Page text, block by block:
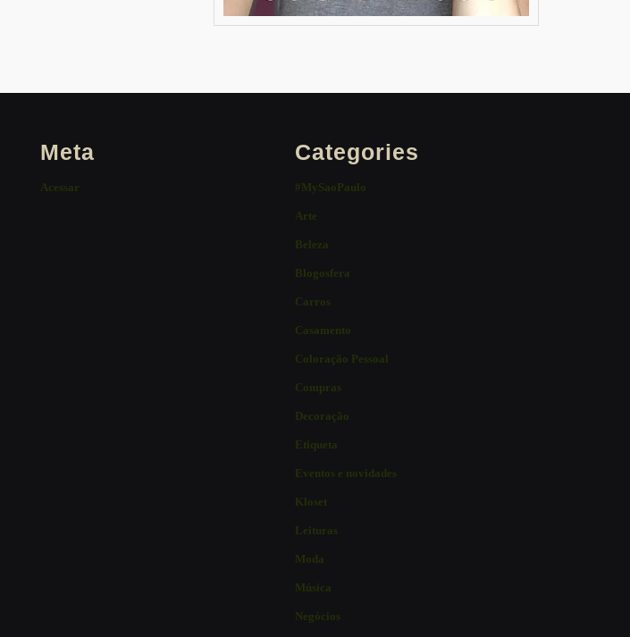
Meta
Acessar
Categories
#MySaoPaulo
Arte
Beleza
Blogosfera
Carros
Casamento
Coloração Pessoal
Compras
Decoração
Etiqueta
Eventos e novidades
Kloset
Leituras
Moda
Música
Negócios